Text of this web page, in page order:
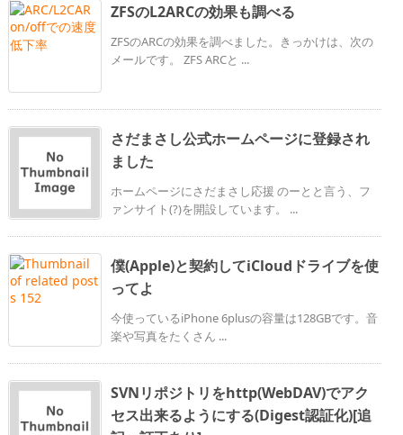
ZFSのL2ARCの効果も調べる
ZFSのARCの効果を調べました。きっかけは、次の
メールです。 ZFS ARCと ...
さだまさし公式ホームページに登録され
ました
ホームページにさだまさし応援 のーとと言う、フ
ァンサイト(?)を開設しています。 ...
僕(Apple)と契約してiCloudドライブを使
ってよ
今使っているiPhone 6plusの容量は128GBです。音
楽や写真をたくさん ...
SVNリポジトリをhttp(WebDAV)でアク
セス出来るようにする(Digest認証化)[追